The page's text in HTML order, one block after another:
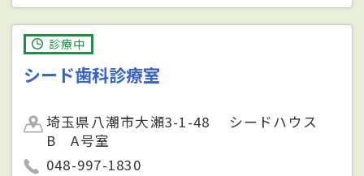
診療中
シード歯科診療室
埼玉県八潮市大瀬3-1-48 シードハウス
B A号室
048-997-1830